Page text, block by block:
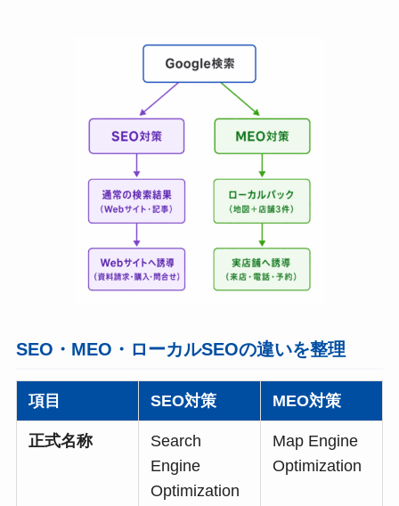
SEO・MEO・ローカルSEOの違いを整理
項目 SEO対策 MEO対策
正式名称
Search
Engine
Optimization
Map Engine
Optimization